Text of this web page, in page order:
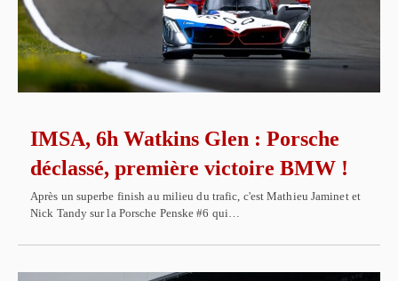
IMSA, 6h Watkins Glen : Porsche
déclassé, première victoire BMW !
Après un superbe finish au milieu du trafic, c'est Mathieu Jaminet et
Nick Tandy sur la Porsche Penske #6 qui…